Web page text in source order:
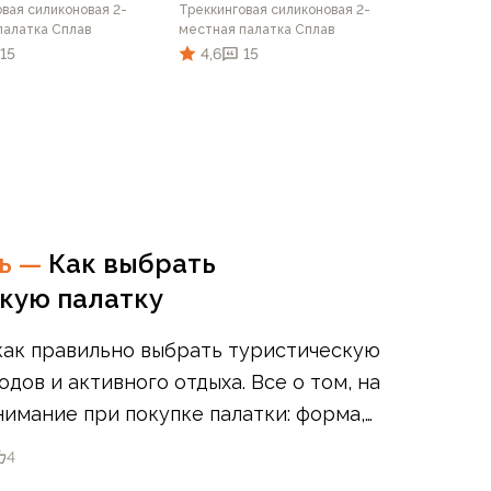
силиконовая 2-
Сплав
15
Треккинговая силиконовая 2-
местная палатка Сплав
4,6 15
— Как выбрать
палатку
правильно выбрать туристическую
и активного отдыха. Все о том, на
при покупке палатки: форма,
вес, цвет и другие
4